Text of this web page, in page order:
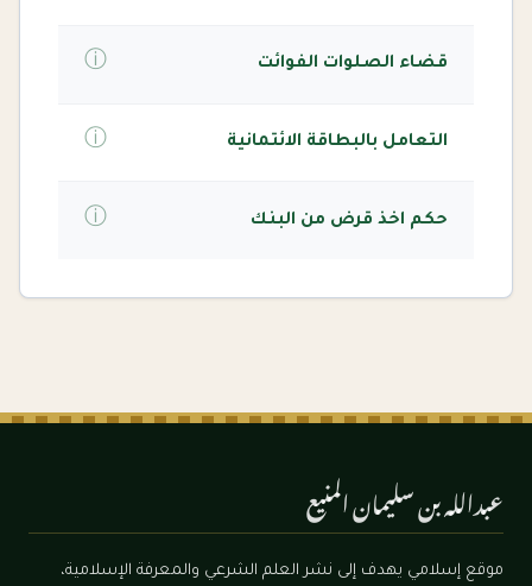
قضاء الصلوات الفوائت ⓘ
التعامل بالبطاقة الائتمانية ⓘ
حكم اخذ قرض من البنك ⓘ
عبدالله بن سليمان المنيع
موقع إسلامي يهدف إلى نشر العلم الشرعي والمعرفة الإسلامية،